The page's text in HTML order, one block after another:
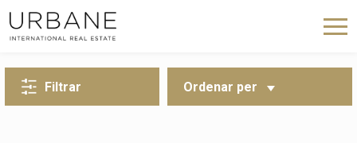
Filtrar Ordenar per